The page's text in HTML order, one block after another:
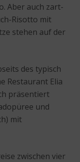
Aber auch zart-
Risotto mit
stehen auf der
des typisch
Restaurant Elia
präsentiert
und
mit
zwischen vier